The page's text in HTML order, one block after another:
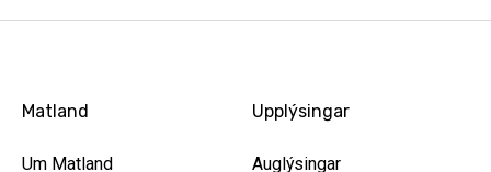
Matland
Um Matland
Upplýsingar
Auglýsingar